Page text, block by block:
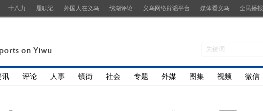
十八力 履职记 外国人在义乌 绣湖评论 义乌网络辟谣平台 媒体看义乌 全民播报
讯 评论 人事 镇街 社会 专题 外媒 图集 视频 微信